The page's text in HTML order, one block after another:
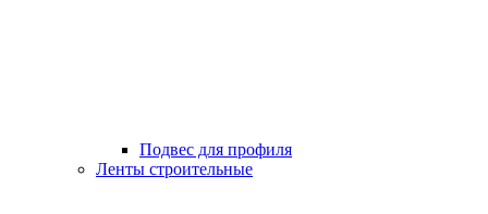
Подвес для профиля
Ленты строительные